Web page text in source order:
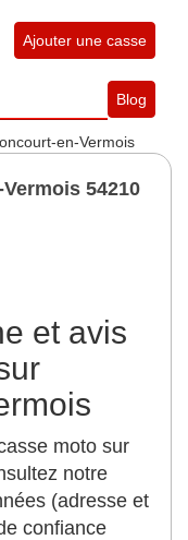
Ajouter une casse
Blog
en-Vermois
54210
et avis
moto sur
notre
(adresse et
confiance